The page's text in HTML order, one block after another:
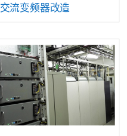
交流变频器改造